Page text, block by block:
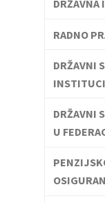
DRŽAVNA
RADNO
DRŽAVNI
DRŽAVNI
U